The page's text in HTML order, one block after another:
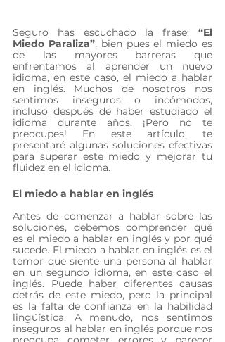
Seguro has escuchado la frase: “El
Miedo Paraliza”, bien pues el miedo es
de las mayores barreras que
enfrentamos al aprender un nuevo
idioma, en este caso, el miedo a hablar
en inglés. Muchos de nosotros nos
sentimos inseguros o incómodos,
incluso después de haber estudiado el
idioma durante años. ¡Pero no te
preocupes! En este artículo, te
presentaré algunas soluciones efectivas
para superar este miedo y mejorar tu
fluidez en el idioma.
El miedo a hablar en inglés
Antes de comenzar a hablar sobre las
soluciones, debemos comprender qué
es el miedo a hablar en inglés y por qué
sucede. El miedo a hablar en inglés es el
temor que siente una persona al hablar
en un segundo idioma, en este caso el
inglés. Puede haber diferentes causas
detrás de este miedo, pero la principal
es la falta de confianza en la habilidad
lingüística. A menudo, nos sentimos
inseguros al hablar en inglés porque nos